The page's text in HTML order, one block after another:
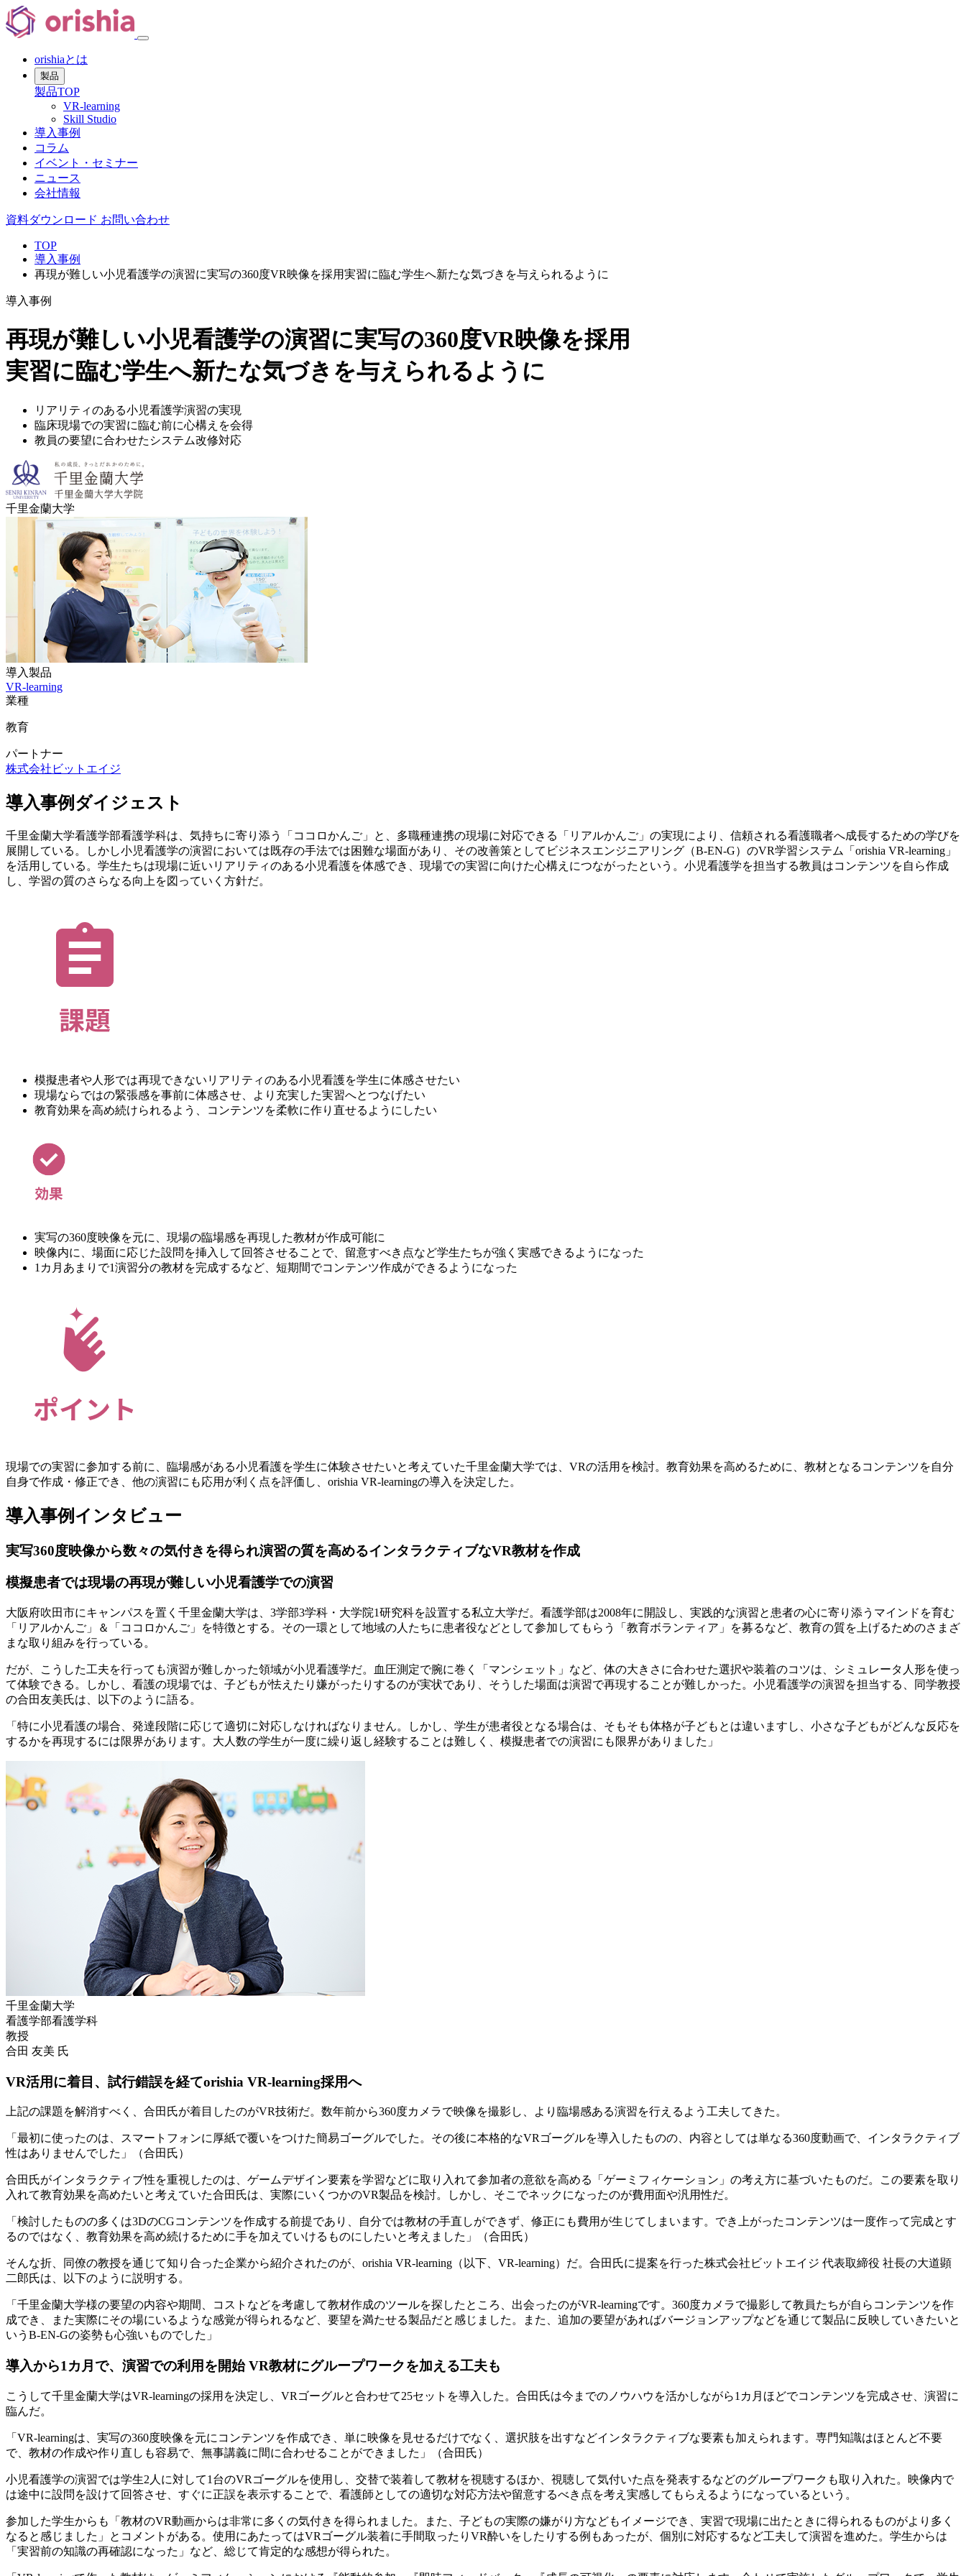
orishiaとは
製品
製品TOP
VR-learning
Skill Studio
導入事例
コラム
イベント・セミナー
ニュース
会社情報
資料ダウンロード お問い合わせ
TOP
導入事例
再現が難しい小児看護学の演習に実写の360度VR映像を採用実習に臨む学生へ新たな気づきを与えられるように
導入事例
再現が難しい小児看護学の演習に実写の360度VR映像を採用
実習に臨む学生へ新たな気づきを与えられるように
リアリティのある小児看護学演習の実現
臨床現場での実習に臨む前に心構えを会得
教員の要望に合わせたシステム改修対応
千里金蘭大学
導入製品
VR-learning
業種
教育
パートナー
株式会社ビットエイジ
導入事例ダイジェスト
千里金蘭大学看護学部看護学科は、気持ちに寄り添う「ココロかんご」と、多職種連携の現場に対応できる「リアルかんご」の実現により、信頼される看護職者へ成長するための学びを
展開している。しかし小児看護学の演習においては既存の手法では困難な場面があり、その改善策としてビジネスエンジニアリング（B-EN-G）のVR学習システム「orishia VR-learning」
を活用している。学生たちは現場に近いリアリティのある小児看護を体感でき、現場での実習に向けた心構えにつながったという。小児看護学を担当する教員はコンテンツを自ら作成
し、学習の質のさらなる向上を図っていく方針だ。
模擬患者や人形では再現できないリアリティのある小児看護を学生に体感させたい
現場ならではの緊張感を事前に体感させ、より充実した実習へとつなげたい
教育効果を高め続けられるよう、コンテンツを柔軟に作り直せるようにしたい
実写の360度映像を元に、現場の臨場感を再現した教材が作成可能に
映像内に、場面に応じた設問を挿入して回答させることで、留意すべき点など学生たちが強く実感できるようになった
1カ月あまりで1演習分の教材を完成するなど、短期間でコンテンツ作成ができるようになった
現場での実習に参加する前に、臨場感がある小児看護を学生に体験させたいと考えていた千里金蘭大学では、VRの活用を検討。教育効果を高めるために、教材となるコンテンツを自分
自身で作成・修正でき、他の演習にも応用が利く点を評価し、orishia VR-learningの導入を決定した。
導入事例インタビュー
実写360度映像から数々の気付きを得られ演習の質を高めるインタラクティブなVR教材を作成
模擬患者では現場の再現が難しい小児看護学での演習
大阪府吹田市にキャンパスを置く千里金蘭大学は、3学部3学科・大学院1研究科を設置する私立大学だ。看護学部は2008年に開設し、実践的な演習と患者の心に寄り添うマインドを育む
「リアルかんご」＆「ココロかんご」を特徴とする。その一環として地域の人たちに患者役などとして参加してもらう「教育ボランティア」を募るなど、教育の質を上げるためのさまざ
まな取り組みを行っている。
だが、こうした工夫を行っても演習が難しかった領域が小児看護学だ。血圧測定で腕に巻く「マンシェット」など、体の大きさに合わせた選択や装着のコツは、シミュレータ人形を使っ
て体験できる。しかし、看護の現場では、子どもが怯えたり嫌がったりするのが実状であり、そうした場面は演習で再現することが難しかった。小児看護学の演習を担当する、同学教授
の合田友美氏は、以下のように語る。
「特に小児看護の場合、発達段階に応じて適切に対応しなければなりません。しかし、学生が患者役となる場合は、そもそも体格が子どもとは違いますし、小さな子どもがどんな反応を
するかを再現するには限界があります。大人数の学生が一度に繰り返し経験することは難しく、模擬患者での演習にも限界がありました」
千里金蘭大学
看護学部看護学科
教授
合田 友美 氏
VR活用に着目、試行錯誤を経てorishia VR-learning採用へ
上記の課題を解消すべく、合田氏が着目したのがVR技術だ。数年前から360度カメラで映像を撮影し、より臨場感ある演習を行えるよう工夫してきた。
「最初に使ったのは、スマートフォンに厚紙で覆いをつけた簡易ゴーグルでした。その後に本格的なVRゴーグルを導入したものの、内容としては単なる360度動画で、インタラクティブ
性はありませんでした」（合田氏）
合田氏がインタラクティブ性を重視したのは、ゲームデザイン要素を学習などに取り入れて参加者の意欲を高める「ゲーミフィケーション」の考え方に基づいたものだ。この要素を取り
入れて教育効果を高めたいと考えていた合田氏は、実際にいくつかのVR製品を検討。しかし、そこでネックになったのが費用面や汎用性だ。
「検討したものの多くは3DのCGコンテンツを作成する前提であり、自分では教材の手直しができず、修正にも費用が生じてしまいます。でき上がったコンテンツは一度作って完成とす
るのではなく、教育効果を高め続けるために手を加えていけるものにしたいと考えました」（合田氏）
そんな折、同僚の教授を通じて知り合った企業から紹介されたのが、orishia VR-learning（以下、VR-learning）だ。合田氏に提案を行った株式会社ビットエイジ 代表取締役 社長の大道顕
二郎氏は、以下のように説明する。
「千里金蘭大学様の要望の内容や期間、コストなどを考慮して教材作成のツールを探したところ、出会ったのがVR-learningです。360度カメラで撮影して教員たちが自らコンテンツを作
成でき、また実際にその場にいるような感覚が得られるなど、要望を満たせる製品だと感じました。また、追加の要望があればバージョンアップなどを通じて製品に反映していきたいと
いうB-EN-Gの姿勢も心強いものでした」
導入から1カ月で、演習での利用を開始 VR教材にグループワークを加える工夫も
こうして千里金蘭大学はVR-learningの採用を決定し、VRゴーグルと合わせて25セットを導入した。合田氏は今までのノウハウを活かしながら1カ月ほどでコンテンツを完成させ、演習に
臨んだ。
「VR-learningは、実写の360度映像を元にコンテンツを作成でき、単に映像を見せるだけでなく、選択肢を出すなどインタラクティブな要素も加えられます。専門知識はほとんど不要
で、教材の作成や作り直しも容易で、無事講義に間に合わせることができました」（合田氏）
小児看護学の演習では学生2人に対して1台のVRゴーグルを使用し、交替で装着して教材を視聴するほか、視聴して気付いた点を発表するなどのグループワークも取り入れた。映像内で
は途中に設問を設けて回答させ、すぐに正誤を表示することで、看護師としての適切な対応方法や留意するべき点を考え実感してもらえるようになっているという。
参加した学生からも「教材のVR動画からは非常に多くの気付きを得られました。また、子どもの実際の嫌がり方などもイメージでき、実習で現場に出たときに得られるものがより多く
なると感じました」とコメントがある。使用にあたってはVRゴーグル装着に手間取ったりVR酔いをしたりする例もあったが、個別に対応するなど工夫して演習を進めた。学生からは
「実習前の知識の再確認になった」など、総じて肯定的な感想が得られた。